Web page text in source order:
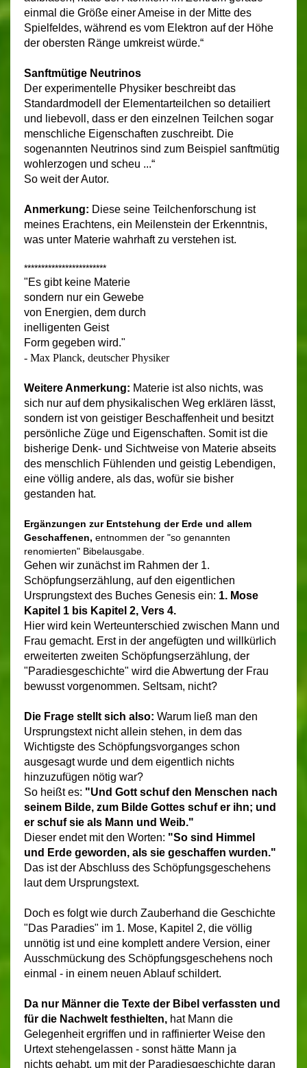
einmal die Größe einer Ameise in der Mitte des
Spielfeldes, während es vom Elektron auf der Höhe
der obersten Ränge umkreist würde.“
Sanftmütige Neutrinos
Der experimentelle Physiker beschreibt das
Standardmodell der Elementarteilchen so detailiert
und liebevoll, dass er den einzelnen Teilchen sogar
menschliche Eigenschaften zuschreibt. Die
sogenannten Neutrinos sind zum Beispiel sanftmütig
wohlerzogen und scheu ...“
So weit der Autor.
Anmerkung: Diese seine Teilchenforschung ist
meines Erachtens, ein Meilenstein der Erkenntnis,
was unter Materie wahrhaft zu verstehen ist.
************************
"Es gibt keine Materie
sondern nur ein Gewebe
von Energien, dem durch
inelligenten Geist
Form gegeben wird."
- Max Planck, deutscher Physiker
Weitere Anmerkung: Materie ist also nichts, was
sich nur auf dem physikalischen Weg erklären lässt,
sondern ist von geistiger Beschaffenheit und besitzt
persönliche Züge und Eigenschaften. Somit ist die
bisherige Denk- und Sichtweise von Materie abseits
des menschlich Fühlenden und geistig Lebendigen,
eine völlig andere, als das, wofür sie bisher
gestanden hat.
Ergänzungen zur Entstehung der Erde und allem
Geschaffenen, entnommen der "so genannten
renomierten" Bibelausgabe.
Gehen wir zunächst im Rahmen der 1.
Schöpfungserzählung, auf den eigentlichen
Ursprungstext des Buches Genesis ein: 1. Mose
Kapitel 1 bis Kapitel 2, Vers 4.
Hier wird kein Werteunterschied zwischen Mann und
Frau gemacht. Erst in der angefügten und willkürlich
erweiterten zweiten Schöpfungserzählung, der
"Paradiesgeschichte" wird die Abwertung der Frau
bewusst vorgenommen. Seltsam, nicht?
Die Frage stellt sich also: Warum ließ man den
Ursprungstext nicht allein stehen, in dem das
Wichtigste des Schöpfungsvorganges schon
ausgesagt wurde und dem eigentlich nichts
hinzuzufügen nötig war?
So heißt es: "Und Gott schuf den Menschen nach
seinem Bilde, zum Bilde Gottes schuf er ihn; und
er schuf sie als Mann und Weib."
Dieser endet mit den Worten: "So sind Himmel
und Erde geworden, als sie geschaffen wurden."
Das ist der Abschluss des Schöpfungsgeschehens
laut dem Ursprungstext.
Doch es folgt wie durch Zauberhand die Geschichte
"Das Paradies" im 1. Mose, Kapitel 2, die völlig
unnötig ist und eine komplett andere Version, einer
Ausschmückung des Schöpfungsgeschehens noch
einmal - in einem neuen Ablauf schildert.
Da nur Männer die Texte der Bibel verfassten und
für die Nachwelt festhielten, hat Mann die
Gelegenheit ergriffen und in raffinierter Weise den
Urtext stehengelassen - sonst hätte Mann ja
nichts gehabt, um mit der Paradiesgeschichte daran